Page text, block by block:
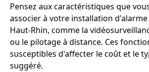
Pensez aux caractéristiques que
associer à votre installation
Haut-Rhin, comme la
ou le pilotage à distance. Ces
susceptibles d'affecter le coût et le
suggéré.